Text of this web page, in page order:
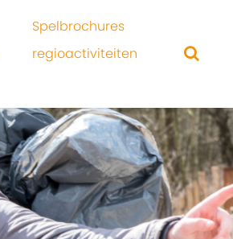
Spelbrochures
regioactiviteiten